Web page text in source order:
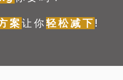
案让你轻松减下 !